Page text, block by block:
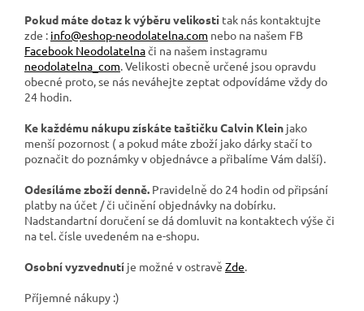
Pokud máte dotaz k výběru velikosti tak nás kontaktujte
zde : info@eshop-neodolatelna.com nebo na našem FB
Facebook Neodolatelnači na našem instagramu
neodolatelna_com. Velikosti obecně určené jsou opravdu
obecné proto, se nás neváhejte zeptat odpovídáme vždy do
24 hodin.
Ke každému nákupuzískáte taštičku Calvin Klein jako
menší pozornost ( a pokud máte zboží jako dárky stačí to
poznačit do poznámky v objednávce a přibalíme Vám další).
Odesíláme zboží denně. Pravidelně do 24 hodin od připsání
platby na účet / či učinění objednávky na dobírku.
Nadstandartní doručení se dá domluvit na kontaktech výše či
na tel. čísle uvedeném na e-shopu.
Osobní vyzvednutí je možné v ostravě Zde.
Příjemné nákupy :)